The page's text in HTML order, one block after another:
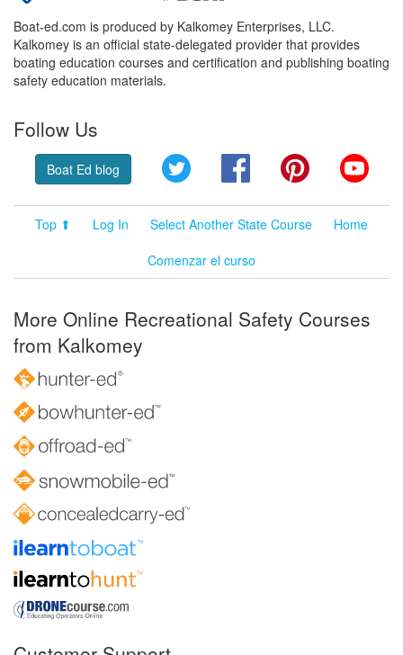
Boat-ed.com is produced by Kalkomey Enterprises, LLC.
Kalkomey is an official state-delegated provider that provides
boating education courses and certification and publishing boating
safety education materials.
Follow Us
Boat Ed blog Twitter FacebookPinterest
Top ⬆ Log In Select Another State Course
Home
Comenzar el curso
More Online Recreational Safety Courses
from Kalkomey